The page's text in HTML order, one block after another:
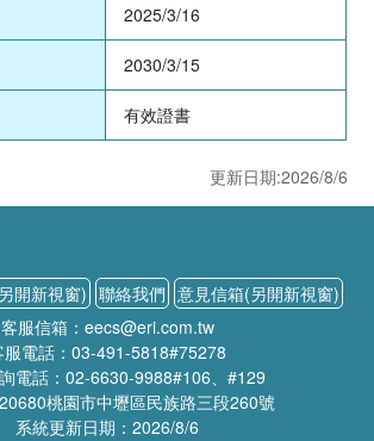
2025/3/16
2030/3/15
有效證書
更新日期:2026/8/6
開新視窗) 聯絡我們 意見信箱(另開新視窗)
客服信箱：eecs@eri.com.tw
服電話：03-491-5818#75278
電話：02-6630-9988#106、#129
桃園市中壢區民族路三段260號
系統更新日期：2026/8/6